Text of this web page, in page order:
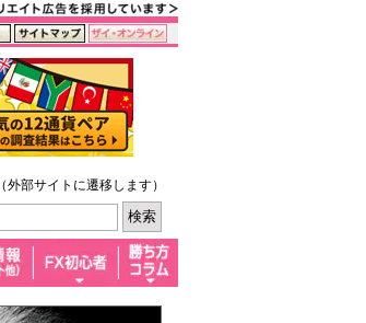
外部サイトに遷移します）